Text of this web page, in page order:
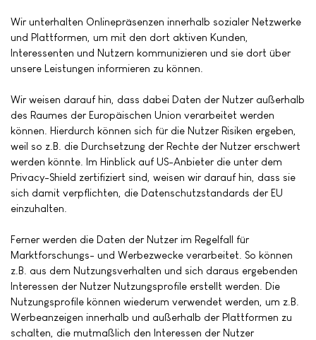
Wir unterhalten Onlinepräsenzen innerhalb sozialer Netzwerke
und Plattformen, um mit den dort aktiven Kunden,
Interessenten und Nutzern kommunizieren und sie dort über
unsere Leistungen informieren zu können.
Wir weisen darauf hin, dass dabei Daten der Nutzer außerhalb
des Raumes der Europäischen Union verarbeitet werden
können. Hierdurch können sich für die Nutzer Risiken ergeben,
weil so z.B. die Durchsetzung der Rechte der Nutzer erschwert
werden könnte. Im Hinblick auf US-Anbieter die unter dem
Privacy-Shield zertifiziert sind, weisen wir darauf hin, dass sie
sich damit verpflichten, die Datenschutzstandards der EU
einzuhalten.
Ferner werden die Daten der Nutzer im Regelfall für
Marktforschungs- und Werbezwecke verarbeitet. So können
z.B. aus dem Nutzungsverhalten und sich daraus ergebenden
Interessen der Nutzer Nutzungsprofile erstellt werden. Die
Nutzungsprofile können wiederum verwendet werden, um z.B.
Werbeanzeigen innerhalb und außerhalb der Plattformen zu
schalten, die mutmaßlich den Interessen der Nutzer